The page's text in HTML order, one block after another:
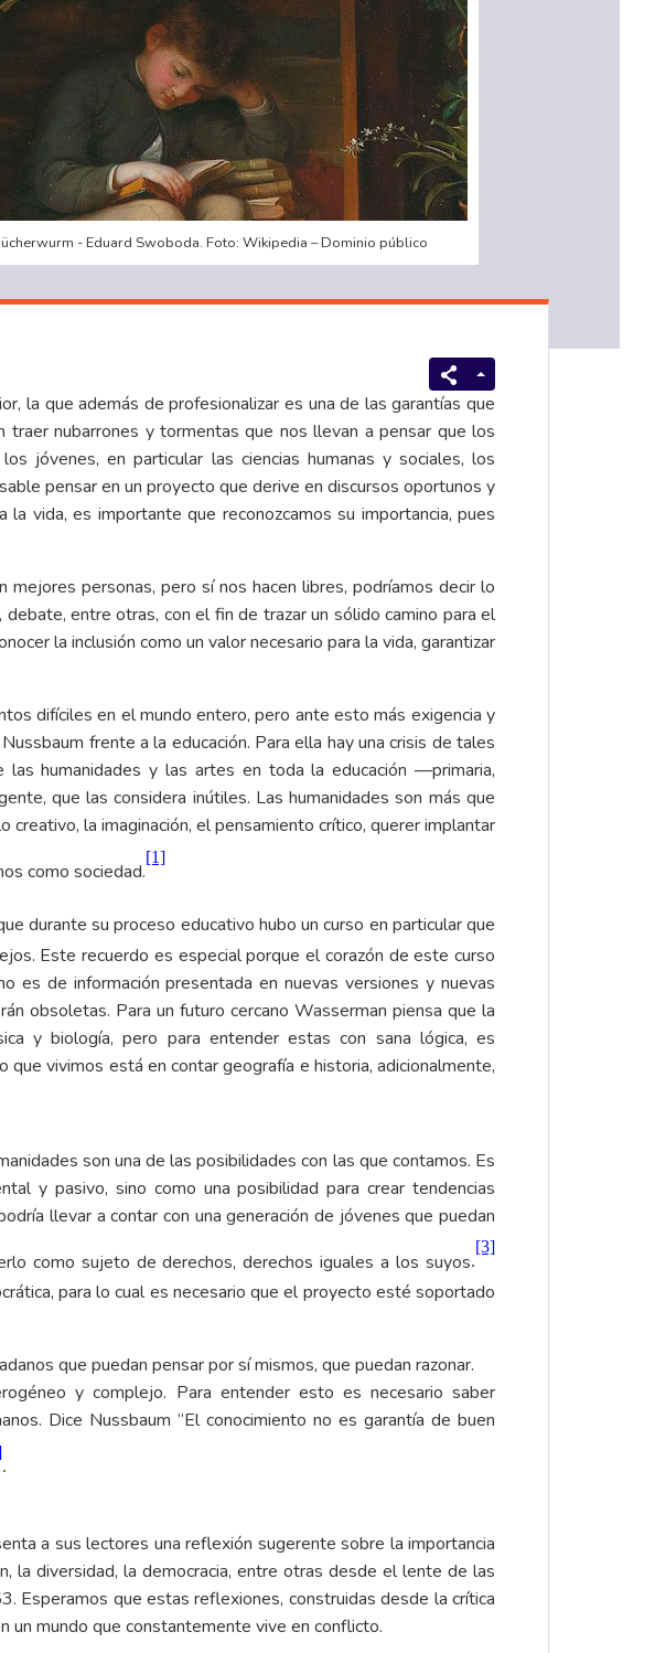
- Eduard Swoboda. Foto: Wikipedia – Dominio público
la que además de profesionalizar es una de las garantías que
nubarrones y tormentas que nos llevan a pensar que los
jóvenes, en particular las ciencias humanas y sociales, los
pensar en un proyecto que derive en discursos oportunos y
vida, es importante que reconozcamos su importancia, pues
personas, pero sí nos hacen libres, podríamos decir lo
entre otras, con el fin de trazar un sólido camino para el
la inclusión como un valor necesario para la vida, garantizar
difíciles en el mundo entero, pero ante esto más exigencia y
frente a la educación. Para ella hay una crisis de tales
humanidades y las artes en toda la educación —primaria,
que las considera inútiles. Las humanidades son más que
la imaginación, el pensamiento crítico, querer implantar
como sociedad.
[1]
durante su proceso educativo hubo un curso en particular que
Este recuerdo es especial porque el corazón de este curso
es de información presentada en nuevas versiones y nuevas
obsoletas. Para un futuro cercano Wasserman piensa que la
y biología, pero para entender estas con sana lógica, es
vivimos está en contar geografía e historia, adicionalmente,
son una de las posibilidades con las que contamos. Es
y pasivo, sino como una posibilidad para crear tendencias
llevar a contar con una generación de jóvenes que puedan
como sujeto de derechos, derechos iguales a los suyos.
[3]
para lo cual es necesario que el proyecto esté soportado
que puedan pensar por sí mismos, que puedan razonar.
y complejo. Para entender esto es necesario saber
Dice Nussbaum “El conocimiento no es garantía de buen
.
a sus lectores una reflexión sugerente sobre la importancia
la diversidad, la democracia, entre otras desde el lente de las
Esperamos que estas reflexiones, construidas desde la crítica
un mundo que constantemente vive en conflicto.